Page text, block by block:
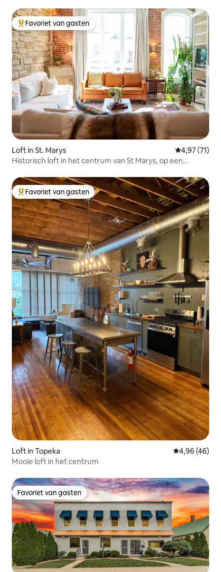
Topfavoriet van gasten
Favoriet van gasten
Loft in St. Marys Gemiddelde
4,97 (71)
Historisch loft in het centrum van St Marys, op een
Topfavoriet van gasten
Favoriet van gasten
Loft in Topeka Gemiddelde
4,96 (46)
Mooie loft in het centrum
Favoriet van gasten
Favoriet van gasten